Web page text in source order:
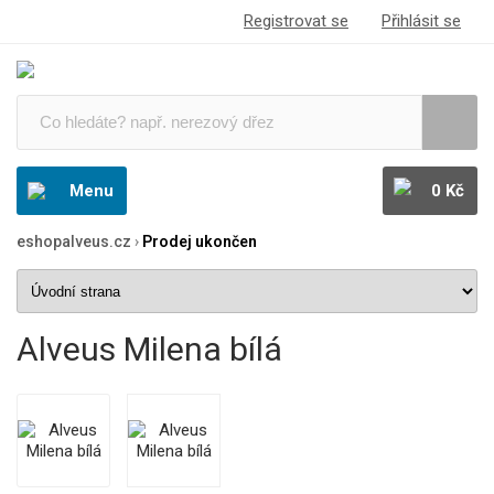
Registrovat se Přihlásit se
Menu 0 Kč
eshopalveus.cz › Prodej ukončen
Alveus Milena bílá